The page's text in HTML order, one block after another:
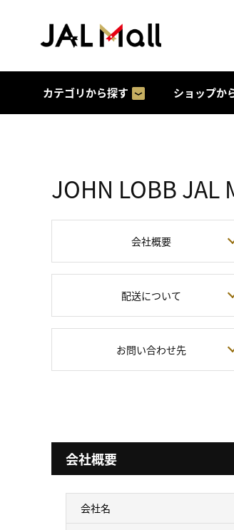
カテゴリから探す ショップか
JOHN LOBB JAL
会社概要
配送について
お問い合わせ先
会社概要
会社名